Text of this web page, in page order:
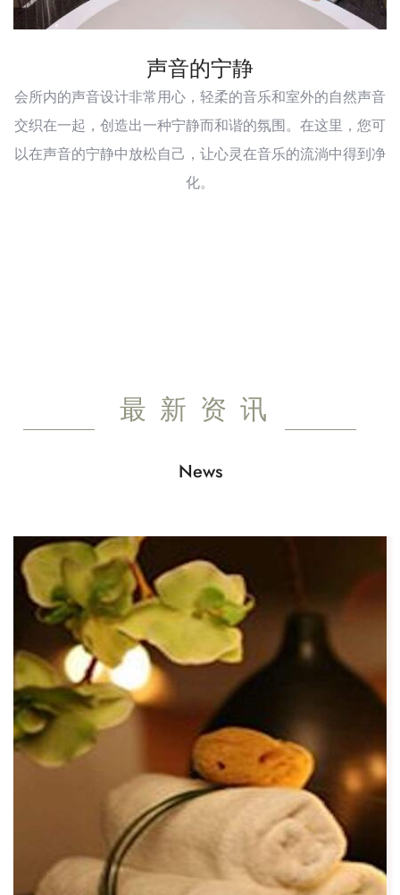
声音的宁静
会所内的声音设计非常用心，轻柔的音乐和室外的自然声音
交织在一起，创造出一种宁静而和谐的氛围。在这里，您可
以在声音的宁静中放松自己，让心灵在音乐的流淌中得到净
化。
最新资讯
News